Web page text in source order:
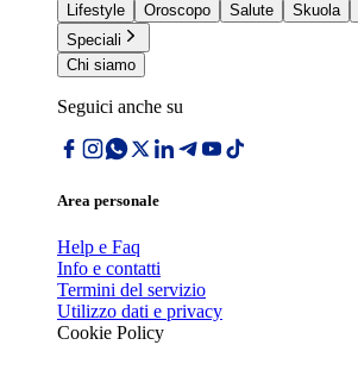
Lifestyle
Oroscopo Salute Skuola
Speciali
Chi siamo
Seguici anche su
Area personale
Help e Faq
Info e contatti
Termini del servizio
Utilizzo dati e privacy
Cookie Policy